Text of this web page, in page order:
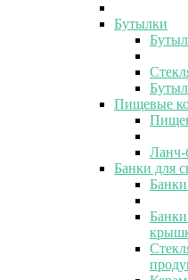
Бутылки
Пищевые
Ланч-
Банки для